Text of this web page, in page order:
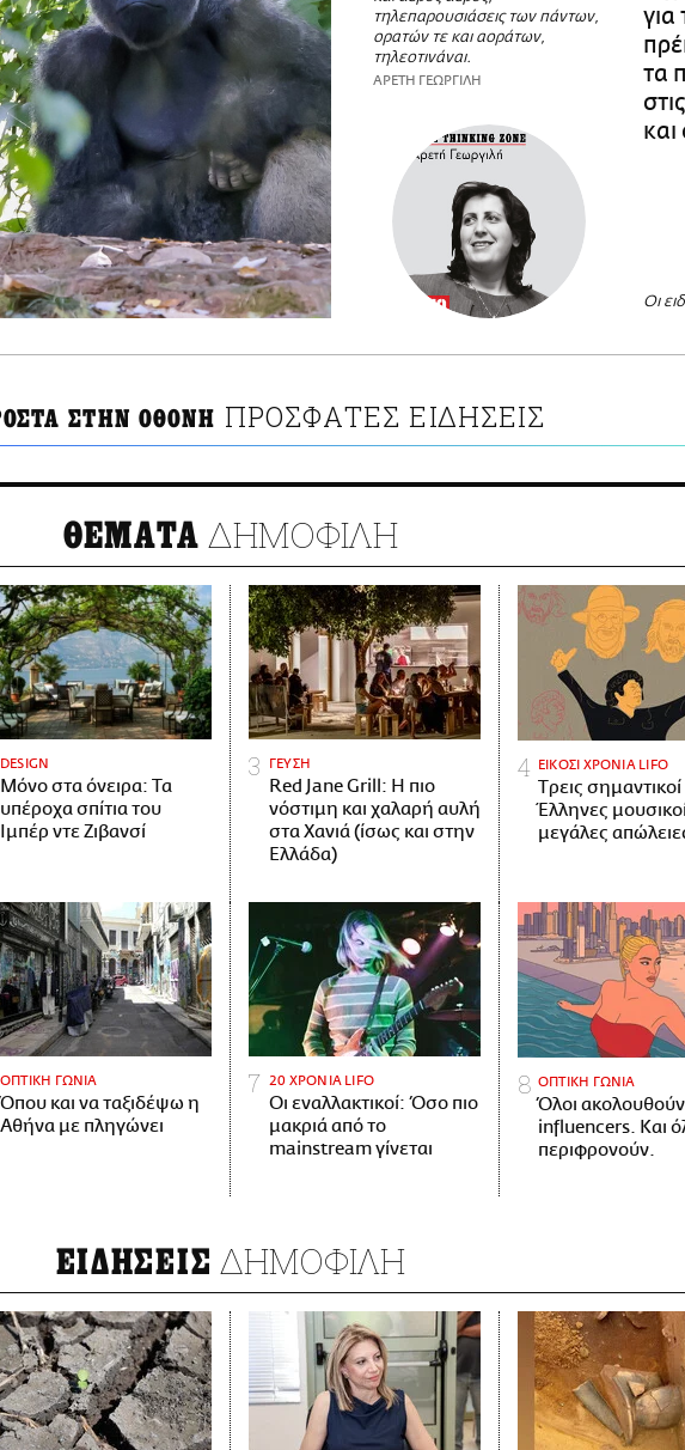
τηλεπαρουσιάσεις των πάντων,
ορατών τε και αοράτων,
τηλεοτινάναι.
ΑΡΕΤΗ ΓΕΩΡΓΙΛΗ
τα
Οι
ΣΤΗΝ ΟΘΟΝΗ ΠΡΟΣΦΑΤΕΣ ΕΙΔΗΣΕΙΣ
ΘΕΜΑΤΑ ΔΗΜΟΦΙΛΗ
DESIGN
Μόνο στα όνειρα: Τα
υπέροχα σπίτια του
Ιμπέρ ντε Ζιβανσί
ΓΕΥΣΗ
Red Jane Grill: Η πιο
νόστιμη και χαλαρή αυλή
στα Χανιά (ίσως και στην
Ελλάδα)
ΕΙΚΟΣΙ ΧΡΟΝΙΑ LIFO
Tρεις σημαντικοί
Έλληνες
μεγάλες
ΟΠΤΙΚΗ ΓΩΝΙΑ
Όπου και να ταξιδέψω η
Αθήνα με πληγώνει
20 ΧΡΟΝΙΑ LIFO
Οι εναλλακτικοί: Όσο πιο
μακριά από το
mainstream γίνεται
ΟΠΤΙΚΗ ΓΩΝΙΑ
Όλοι
influencers. Και
περιφρονούν.
ΕΙΔΗΣΕΙΣ ΔΗΜΟΦΙΛΗ